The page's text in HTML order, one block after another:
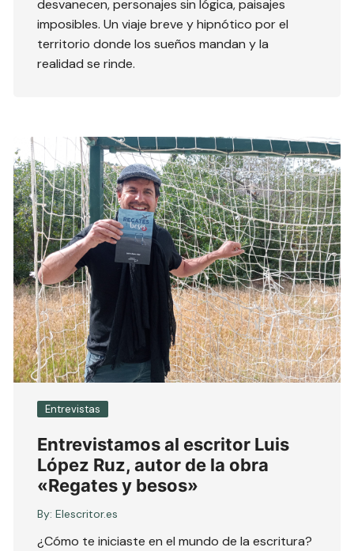
desvanecen, personajes sin lógica, paisajes
imposibles. Un viaje breve y hipnótico por el
territorio donde los sueños mandan y la
realidad se rinde.
Entrevistas
Entrevistamos al escritor Luis
López Ruz, autor de la obra
«Regates y besos»
By: Elescritor.es
¿Cómo te iniciaste en el mundo de la escritura?